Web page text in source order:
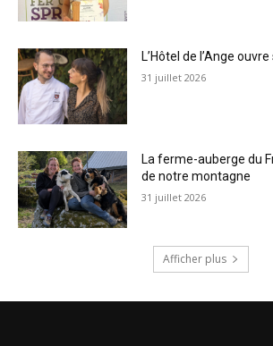
L’Hôtel de l’Ange
31 juillet 2026
La ferme-auberge du
de notre montagne
31 juillet 2026
Afficher plus